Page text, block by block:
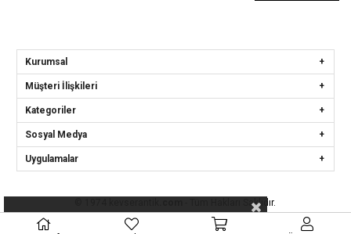
Kurumsal
Müşteri İlişkileri
Kategoriler
Sosyal Medya
Uygulamalar
- Tüm Hakları Saklıdır.